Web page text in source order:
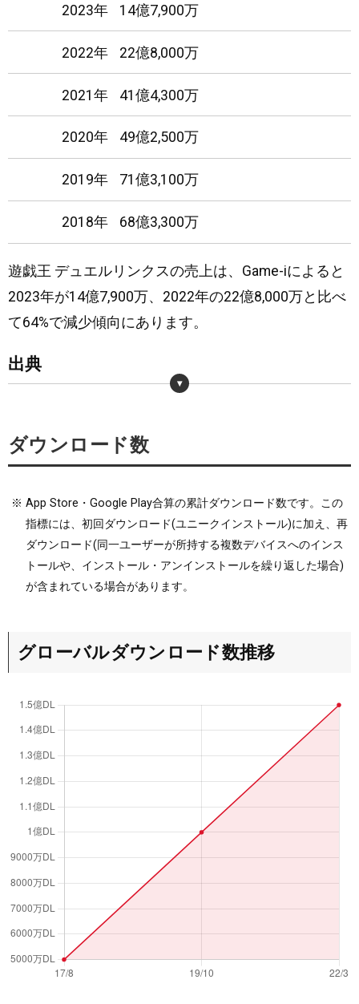
2023年 14億7,900万
2022年 22億8,000万
2021年 41億4,300万
2020年 49億2,500万
2019年 71億3,100万
2018年 68億3,300万
遊戯王 デュエルリンクスの売上は、Game-iによると
2023年が14億7,900万、2022年の22億8,000万と比べ
て64%で減少傾向にあります。
出典
ダウンロード数
※ App Store・Google Play合算の累計ダウンロード数です。この
指標には、初回ダウンロード(ユニークインストール)に加え、再
ダウンロード(同一ユーザーが所持する複数デバイスへのインス
トールや、インストール・アンインストールを繰り返した場合)
が含まれている場合があります。
グローバルダウンロード数推移